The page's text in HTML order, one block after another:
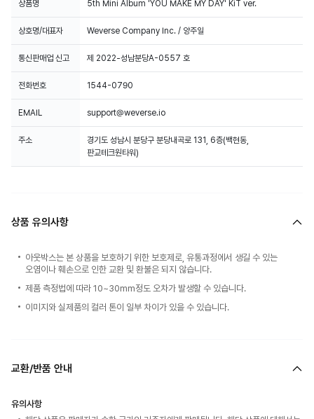
상품명 5th Mini Album 'YOU MAKE MY DAY' KiT ver.
상호명/대표자 Weverse Company Inc. / 양주일
통신판매업 신고 제 2022-성남분당A-0557 호
전화번호 1544-0790
EMAIL support@weverse.io
주소
경기도 성남시 분당구 분당내곡로 131, 6층(백현동,
판교테크원타워)
상품 유의사항
아웃박스는 본 상품을 보호하기 위한 보호제로, 유통과정에서 생길 수 있는
오염이나 훼손으로 인한 교환 및 환불은 되지 않습니다.
제품 측정법에 따라 10~30mm정도 오차가 발생할 수 있습니다.
이미지와 실제품의 컬러 톤이 일부 차이가 있을 수 있습니다.
교환/반품 안내
유의사항